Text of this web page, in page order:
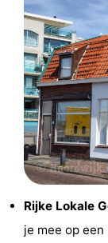
Duinen
Parc
du
Soleil
Last
minutes
Strand
Zien
doen
Musea
Monumenten
Rijke Lokale
je mee op